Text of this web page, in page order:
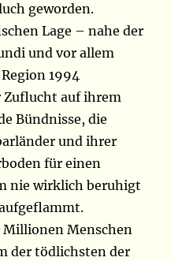
geworden.
Lage – nahe der
und vor allem
1994
Zuflucht auf ihrem
Bündnisse, die
und ihrer
für einen
nie wirklich beruhigt
Millionen Menschen
der tödlichsten der